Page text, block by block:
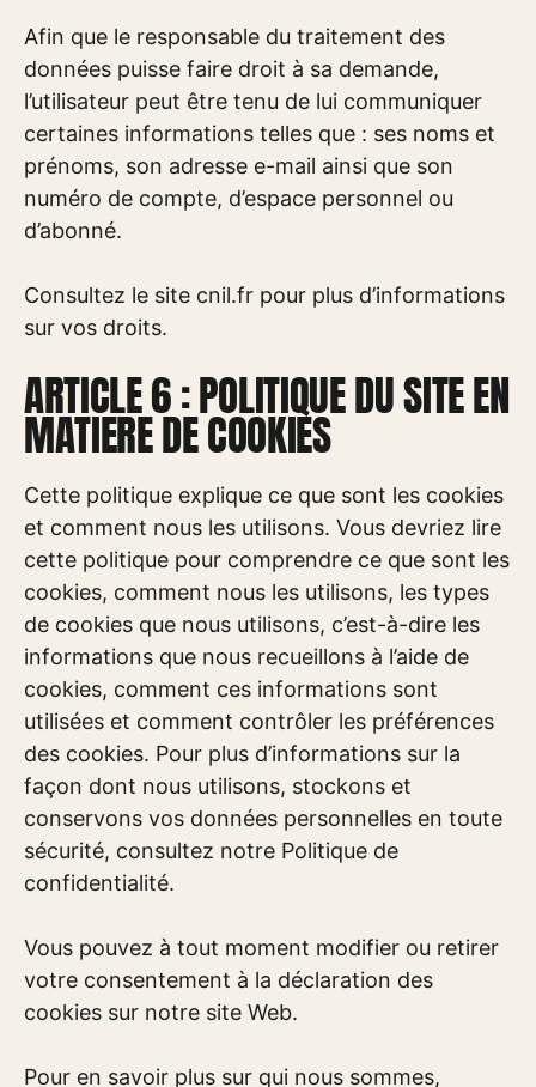
Afin que le responsable du traitement des
données puisse faire droit à sa demande,
l’utilisateur peut être tenu de lui communiquer
certaines informations telles que : ses noms et
prénoms, son adresse e-mail ainsi que son
numéro de compte, d’espace personnel ou
d’abonné.
Consultez le site cnil.fr pour plus d’informations
sur vos droits.
ARTICLE 6 : POLITIQUE DU SITE EN
MATIERE DE COOKIES
Cette politique explique ce que sont les cookies
et comment nous les utilisons. Vous devriez lire
cette politique pour comprendre ce que sont les
cookies, comment nous les utilisons, les types
de cookies que nous utilisons, c’est-à-dire les
informations que nous recueillons à l’aide de
cookies, comment ces informations sont
utilisées et comment contrôler les préférences
des cookies. Pour plus d’informations sur la
façon dont nous utilisons, stockons et
conservons vos données personnelles en toute
sécurité, consultez notre Politique de
confidentialité.
Vous pouvez à tout moment modifier ou retirer
votre consentement à la déclaration des
cookies sur notre site Web.
Pour en savoir plus sur qui nous sommes,